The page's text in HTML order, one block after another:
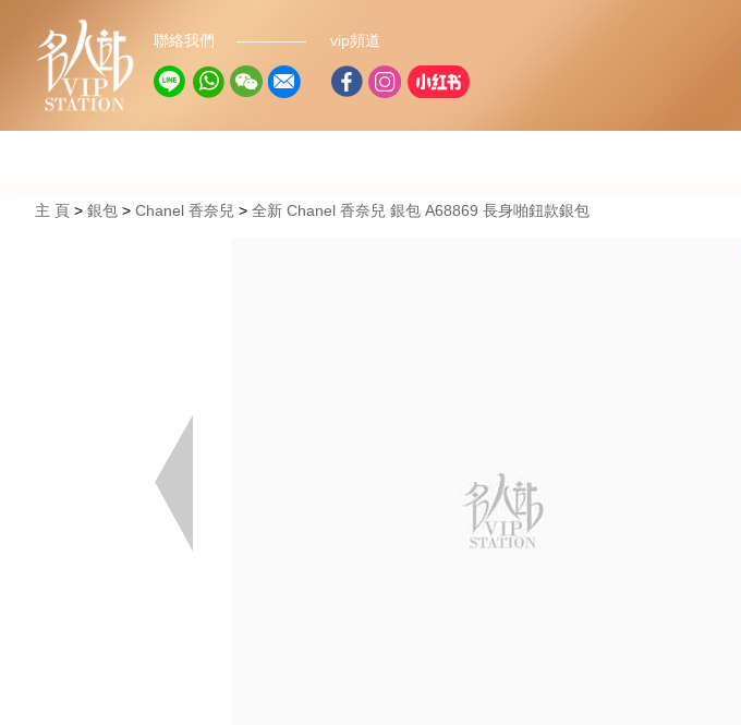
聯絡我們 vip頻道
主 頁 銀包 Chanel 香奈兒 全新 Chanel 香奈兒 銀包 A68869 長身啪鈕款銀包